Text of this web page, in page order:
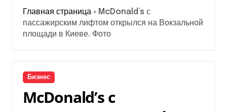
Главная страница » McDonald’s с
пассажирским лифтом открылся на Вокзальной
площади в Киеве. Фото
Бизнес
McDonald’s с